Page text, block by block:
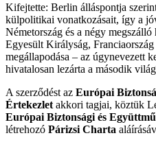
Kifejtette: Berlin álláspontja
külpolitikai vonatkozásait, így a
Németország és a négy
Egyesült Királyság,
megállapodása – az úgynevezett
hivatalosan lezárta a második
A szerződést az Európai
Értekezlet akkori tagjai, köztük
Európai Biztonsági és
létrehozó Párizsi Charta